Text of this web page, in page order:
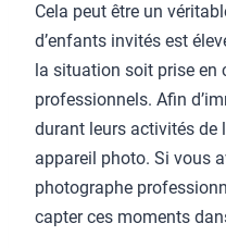
Cela peut être un
d’enfants invités est
la situation soit prise en
professionnels. Afin
durant leurs activités de
appareil photo. Si vous
photographe
capter ces moments